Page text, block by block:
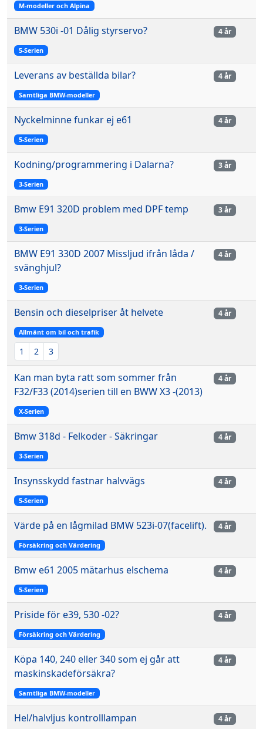
M-modeller och Alpina
BMW 530i -01 Dålig styrservo?
5-Serien
4 år
Leverans av beställda bilar?
Samtliga BMW-modeller
4 år
Nyckelminne funkar ej e61
5-Serien
4 år
Kodning/programmering i Dalarna?
3-Serien
3 år
Bmw E91 320D problem med DPF temp
3-Serien
3 år
BMW E91 330D 2007 Missljud ifrån låda /
svänghjul?
3-Serien
4 år
Bensin och dieselpriser åt helvete
Allmänt om bil och trafik
1 2 3
4 år
Kan man byta ratt som sommer från
F32/F33 (2014)serien till en BWW X3 -(2013)
X-Serien
4 år
Bmw 318d - Felkoder - Säkringar
3-Serien
4 år
Insynsskydd fastnar halvvägs
5-Serien
4 år
Värde på en lågmilad BMW 523i-07(facelift).
Försäkring och Värdering
4 år
Bmw e61 2005 mätarhus elschema
5-Serien
4 år
Priside för e39, 530 -02?
Försäkring och Värdering
4 år
Köpa 140, 240 eller 340 som ej går att
maskinskadeförsäkra?
Samtliga BMW-modeller
4 år
Hel/halvljus kontrolllampan 4 år